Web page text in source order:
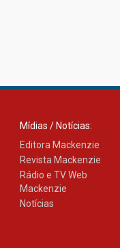
Mídias / Notícias:
Editora Mackenzie
Revista Mackenzie
Rádio e TV Web
Mackenzie
Notícias